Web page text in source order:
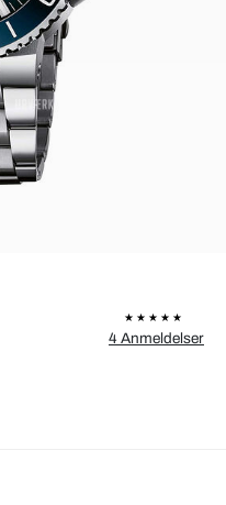
4 Anmeldelser